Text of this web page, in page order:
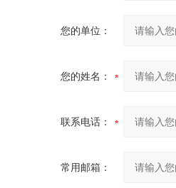
您的单位：
您的姓名：
联系电话：
常用邮箱：